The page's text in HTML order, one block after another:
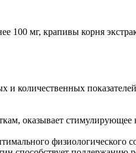
100 мг, крапивы корня
и количественных
оказывает стимулирующее
физиологического